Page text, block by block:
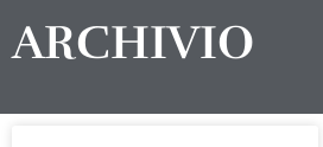
ARCHIVIO